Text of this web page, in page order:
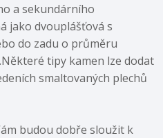
a sekundárního
jako dvouplášťová s
do zadu o průměru
tipy kamen lze dodat
smaltovaných plechů
budou dobře sloužit k